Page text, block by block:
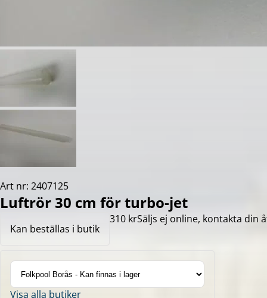
Art nr: 2407125
Luftrör 30 cm för turbo-jet
Kan beställas i butik
310 krSäljs ej online, kontakta din
Visa alla butiker